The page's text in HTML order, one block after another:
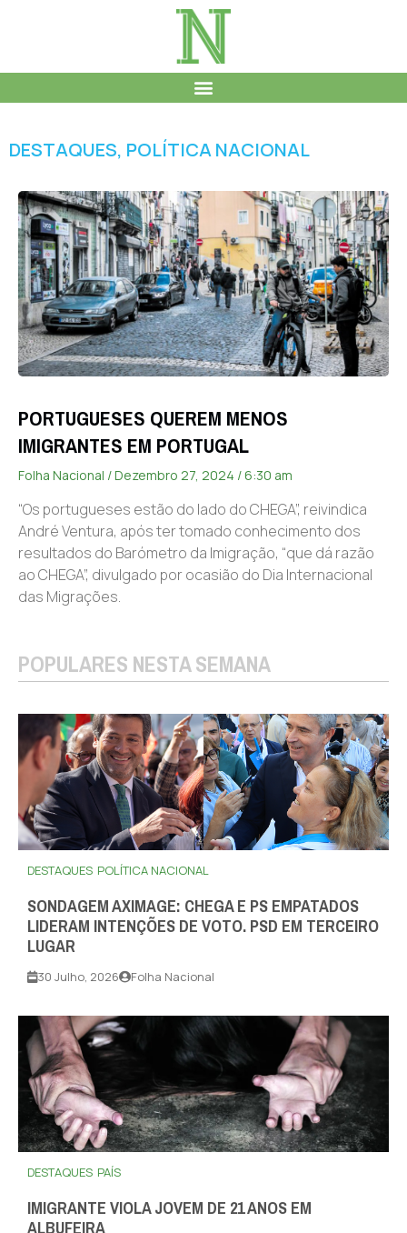
DESTAQUES, POLÍTICA NACIONAL
PORTUGUESES QUEREM MENOS
IMIGRANTES EM PORTUGAL
Folha Nacional Dezembro 27, 2024 6:30 am
“Os portugueses estão do lado do CHEGA”, reivindica
André Ventura, após ter tomado conhecimento dos
resultados do Barómetro da Imigração, “que dá razão
ao CHEGA”, divulgado por ocasião do Dia Internacional
das Migrações.
POPULARES NESTA SEMANA
DESTAQUES POLÍTICA NACIONAL
SONDAGEM AXIMAGE: CHEGA E PS EMPATADOS
LIDERAM INTENÇÕES DE VOTO. PSD EM TERCEIRO
LUGAR
30 Julho, 2026 Folha Nacional
DESTAQUES PAÍS
IMIGRANTE VIOLA JOVEM DE 21 ANOS EM